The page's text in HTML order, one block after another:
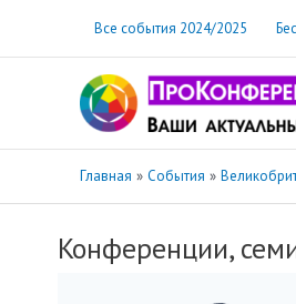
содержимому
Все события 2024/2025
Главная События
Конференции,